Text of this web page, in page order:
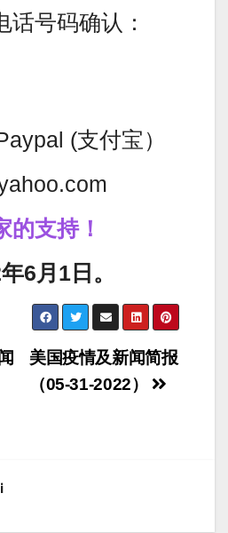
话号码确认：
(支付宝）
的支持！
6月1日。
美国疫情及新闻简报
（05-31-2022）